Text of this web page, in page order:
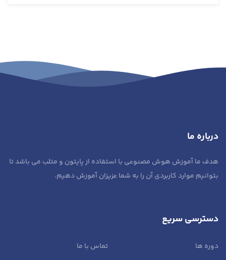
درباره ما
هدف ما آموزش هوش مصنوعی با استفاده از پایتون و متلب می باشد تا
بتوانیم موارد کاربردی آن را به شما عزیزان آموزش دهیم.
دسترسی سریع
دوره ها تماس با ما